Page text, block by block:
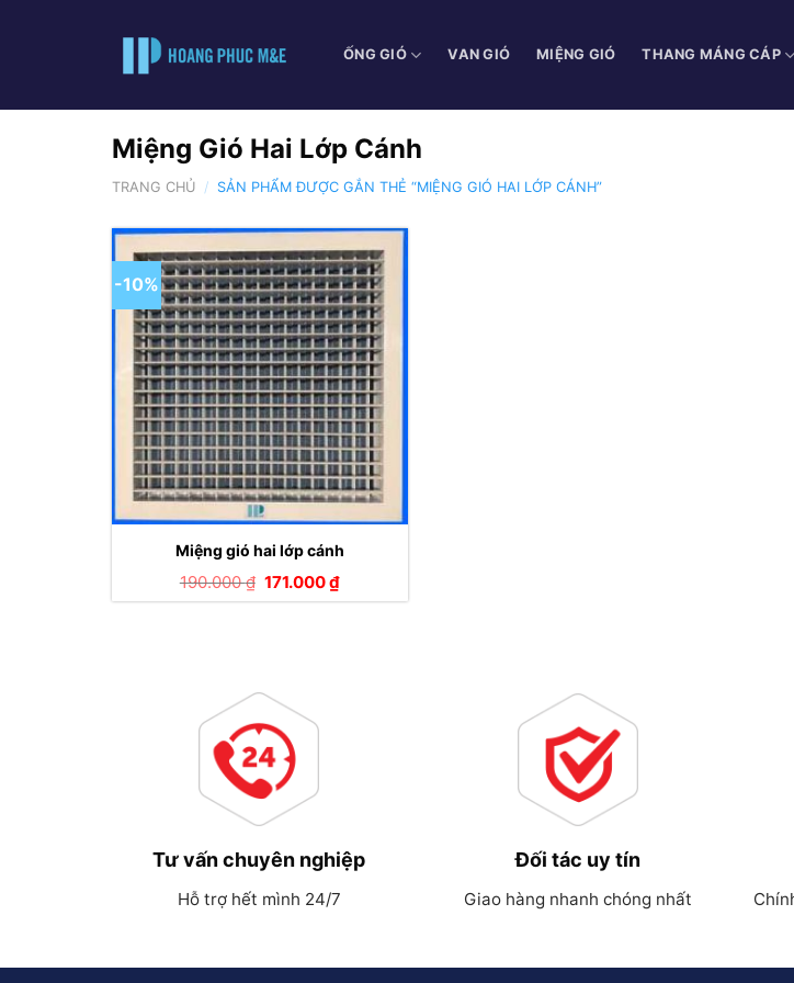
ỐNG GIÓ VAN GIÓ MIỆNG GIÓ THANG MÁNG CÁP
Miệng Gió Hai Lớp Cánh
TRANG CHỦ / SẢN PHẨM ĐƯỢC GẮN THẺ “MIỆNG GIÓ HAI LỚP CÁNH”
-10%
Miệng gió hai lớp cánh
190.000₫ Giá
171.000₫Giá
Tư vấn chuyên nghiệp
Hỗ trợ hết mình 24/7
Đối tác uy tín
Giao hàng nhanh chóng nhất